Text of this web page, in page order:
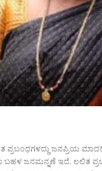
ಪ್ರಬಂಧಗಳದ್ದು ಜನಪ್ರಿಯ
ಜನಮನ್ನಣೆ ಇದೆ. ಲಲಿತ